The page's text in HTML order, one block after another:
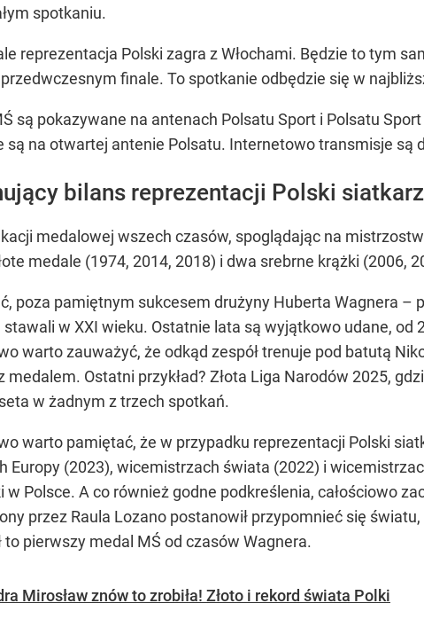
spotkaniu.
reprezentacja Polski zagra z Włochami. Będzie to tym
finale. To spotkanie odbędzie się w
są pokazywane na antenach Polsatu Sport i Polsatu
są na otwartej antenie Polsatu. Internetowo transmisje są
bilans reprezentacji Polski
medalowej wszech czasów, spoglądając na
medale (1974, 2014, 2018) i dwa srebrne krążki (2006,
poza pamiętnym sukcesem drużyny Huberta Wagnera
stawali w XXI wieku. Ostatnie lata są wyjątkowo udane, od
warto zauważyć, że odkąd zespół trenuje pod batutą
medalem. Ostatni przykład? Złota Liga Narodów 2025,
w żadnym z trzech spotkań.
warto pamiętać, że w przypadku reprezentacji Polski
Europy (2023), wicemistrzach świata (2022) i
w Polsce. A co również godne podkreślenia, całościowo
przez Raula Lozano postanowił przypomnieć się
to pierwszy medal MŚ od czasów Wagnera.
Mirosław znów to zrobiła! Złoto i rekord świata Polki